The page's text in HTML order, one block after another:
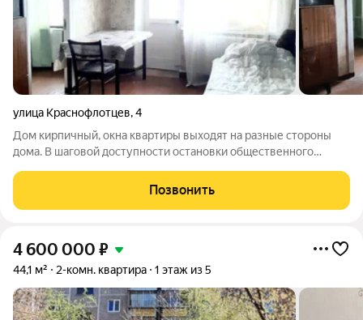
улица Краснофлотцев,4
Дом кирпичный, окна квартиры выходят на разные стороны
дома. В шаговой доступности остановки общественного
т.д. Торг обсуждается!
Позвонить
4 600 000 ₽
44,1 м² 2-комн. квартира 1 этаж из 5